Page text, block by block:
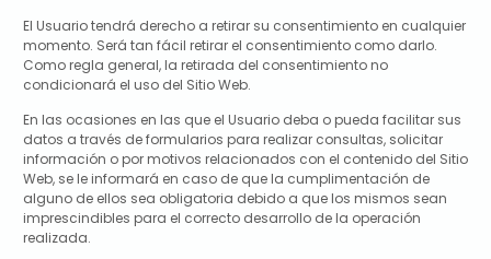
El Usuario tendrá derecho a retirar su consentimiento en cualquier
momento. Será tan fácil retirar el consentimiento como darlo.
Como regla general, la retirada del consentimiento no
condicionará el uso del Sitio Web.
En las ocasiones en las que el Usuario deba o pueda facilitar sus
datos a través de formularios para realizar consultas, solicitar
información o por motivos relacionados con el contenido del Sitio
Web, se le informará en caso de que la cumplimentación de
alguno de ellos sea obligatoria debido a que los mismos sean
imprescindibles para el correcto desarrollo de la operación
realizada.